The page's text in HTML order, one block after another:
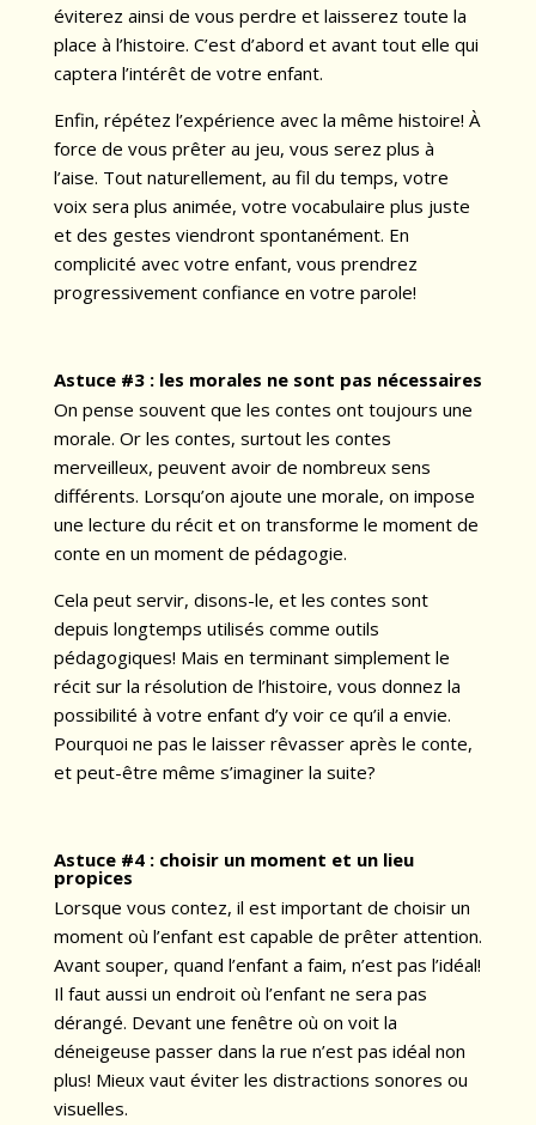
éviterez ainsi de vous perdre et laisserez toute la
place à l’histoire. C’est d’abord et avant tout elle qui
captera l’intérêt de votre enfant.
Enfin, répétez l’expérience avec la même histoire! À
force de vous prêter au jeu, vous serez plus à
l’aise. Tout naturellement, au fil du temps, votre
voix sera plus animée, votre vocabulaire plus juste
et des gestes viendront spontanément. En
complicité avec votre enfant, vous prendrez
progressivement confiance en votre parole!
Astuce #3 :les morales ne sont pas nécessaires
On pense souvent que les contes ont toujours une
morale. Or les contes, surtout les contes
merveilleux, peuvent avoir de nombreux sens
différents. Lorsqu’on ajoute une morale, on impose
une lecture du récit et on transforme le moment de
conte en un moment de pédagogie.
Cela peut servir, disons-le, et les contes sont
depuis longtemps utilisés comme outils
pédagogiques! Mais en terminant simplement le
récit sur la résolution de l’histoire, vous donnez la
possibilité à votre enfant d’y voir ce qu’il a envie.
Pourquoi ne pas le laisser rêvasser après le conte,
et peut-être même s’imaginer la suite?
Astuce #4 :choisir un moment et un lieu
propices
Lorsque vous contez, il est important de choisir un
moment où l’enfant est capable de prêter attention.
Avant souper, quand l’enfant a faim, n’est pas l’idéal!
Il faut aussi un endroit où l’enfant ne sera pas
dérangé. Devant une fenêtre où on voit la
déneigeuse passer dans la rue n’est pas idéal non
plus! Mieux vaut éviter les distractions sonores ou
visuelles.